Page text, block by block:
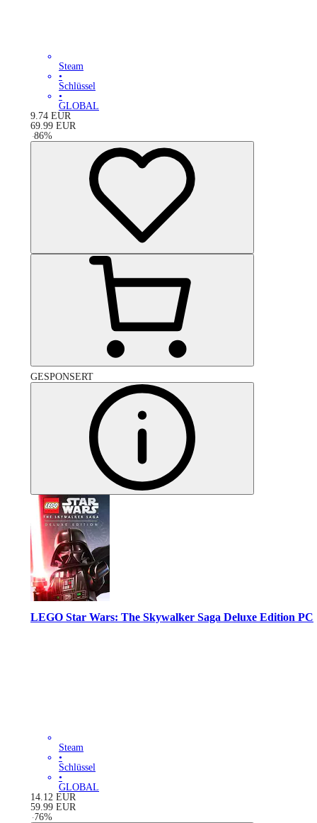
Steam
•
Schlüssel
•
GLOBAL
9.74 EUR
69.99 EUR
-86%
GESPONSERT
LEGO Star Wars: The Skywalker Saga Deluxe Edition PC
Steam
•
Schlüssel
•
GLOBAL
14.12 EUR
59.99 EUR
-76%